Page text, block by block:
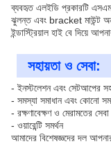
ব্যবহৃত এলইডি প্রকারটি
ঝুলন্ত এবং bracket মাউন্ট
ইন্ডাস্ট্রিয়াল হাই বে দিয়ে
সহায়তা ও সেবা:
- ইনস্টলেশন এবং সেটআপের
- সমস্যা সমাধান এবং কোনো
- রক্ষণাবেক্ষণ ও মেরামতের সেবা
- ওয়ারেন্টি সমর্থন
আমাদের বিশেষজ্ঞদের দল